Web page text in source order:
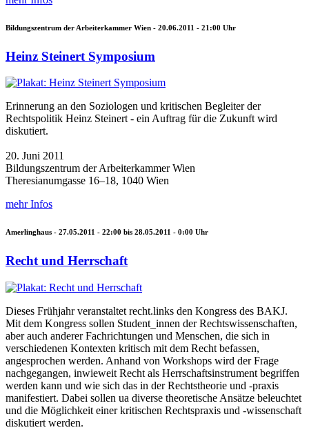
Bildungszentrum der Arbeiterkammer Wien - 20.06.2011 - 21:00 Uhr
Heinz Steinert Symposium
Erinnerung an den Soziologen und kritischen Begleiter der
Rechtspolitik Heinz Steinert - ein Auftrag für die Zukunft wird
diskutiert.
20. Juni 2011
Bildungszentrum der Arbeiterkammer Wien
Theresianumgasse 16–18, 1040 Wien
mehr Infos
Amerlinghaus - 27.05.2011 - 22:00 bis 28.05.2011 - 0:00 Uhr
Recht und Herrschaft
Dieses Frühjahr veranstaltet recht.links den Kongress des BAKJ.
Mit dem Kongress sollen Student_innen der Rechtswissenschaften,
aber auch anderer Fachrichtungen und Menschen, die sich in
verschiedenen Kontexten kritisch mit dem Recht befassen,
angesprochen werden. Anhand von Workshops wird der Frage
nachgegangen, inwieweit Recht als Herrschaftsinstrument begriffen
werden kann und wie sich das in der Rechtstheorie und -praxis
manifestiert. Dabei sollen ua diverse theoretische Ansätze beleuchtet
und die Möglichkeit einer kritischen Rechtspraxis und -wissenschaft
diskutiert werden.